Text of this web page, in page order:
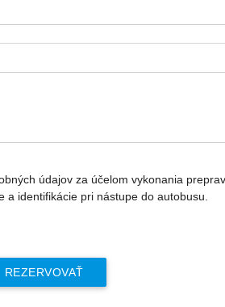
údajov za účelom vykonania
a identifikácie pri nástupe do autobusu.